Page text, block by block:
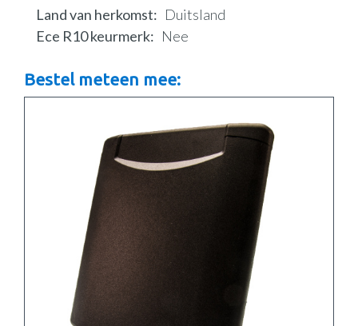
Land van herkomst
Duitsland
Ece R10 keurmerk
Nee
Bestel meteen mee: